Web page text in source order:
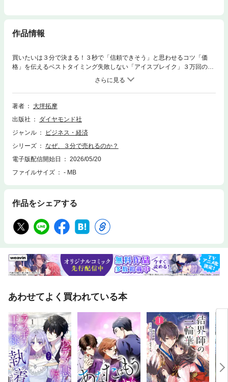
作品情報
買いたいは３分で決まる！３秒で「信頼できそう」と思わせるコツ「価
格」を伝えるベストタイミング失敗しない「アイスブレイク」３万回の商
談から導き出したあらゆる営業に使える「オープニングの鉄則」
著者
大坪拓摩
出版社
ダイヤモンド社
ジャンル
ビジネス・経済
シリーズ
なぜ、３分で売れるのか？
電子版配信開始日
2026/05/20
ファイルサイズ
- MB
作品をシェアする
あわせてよく買われている本